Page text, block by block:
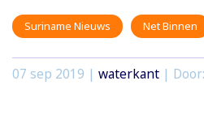
Suriname Nieuws Net Binnen
07 sep 2019 | waterkant |